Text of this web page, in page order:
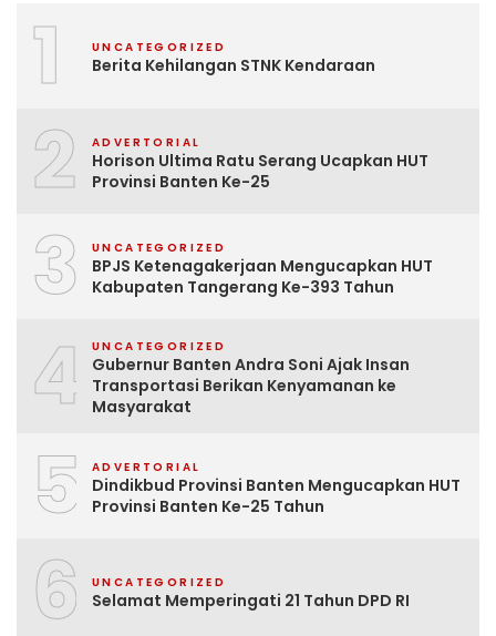
1 UNCATEGORIZED
Berita Kehilangan STNK Kendaraan
2 ADVERTORIAL
Horison Ultima Ratu Serang Ucapkan HUT
Provinsi Banten Ke-25
3 UNCATEGORIZED
BPJS Ketenagakerjaan Mengucapkan HUT
Kabupaten Tangerang Ke-393 Tahun
4 UNCATEGORIZED
Gubernur Banten Andra Soni Ajak Insan
Transportasi Berikan Kenyamanan ke
Masyarakat
5 ADVERTORIAL
Dindikbud Provinsi Banten Mengucapkan HUT
Provinsi Banten Ke-25 Tahun
6 UNCATEGORIZED
Selamat Memperingati 21 Tahun DPD RI